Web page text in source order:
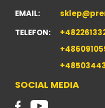
EMAIL:
TELEFON:
SOCIAL MEDIA